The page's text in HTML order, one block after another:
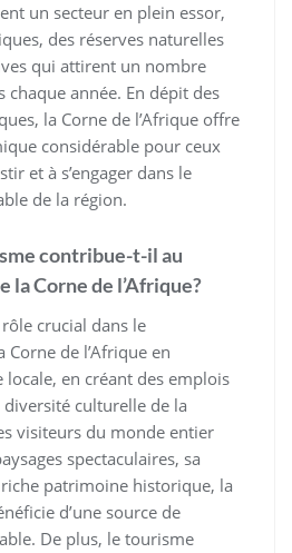
un secteur en plein essor,
des réserves naturelles
qui attirent un nombre
chaque année. En dépit des
la Corne de l’Afrique offre
considérable pour ceux
et à s’engager dans le
de la région.
contribue-t-il au
la Corne de l’Afrique?
crucial dans le
de l’Afrique en
locale, en créant des emplois
culturelle de la
visiteurs du monde entier
spectaculaires, sa
patrimoine historique, la
d’une source de
De plus, le tourisme